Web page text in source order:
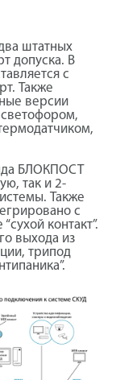
штатных
допуска. В
с
Также
версии
БЛОКПОСТ
так и 2-
Также
с
контакт”.
выхода из
трипод